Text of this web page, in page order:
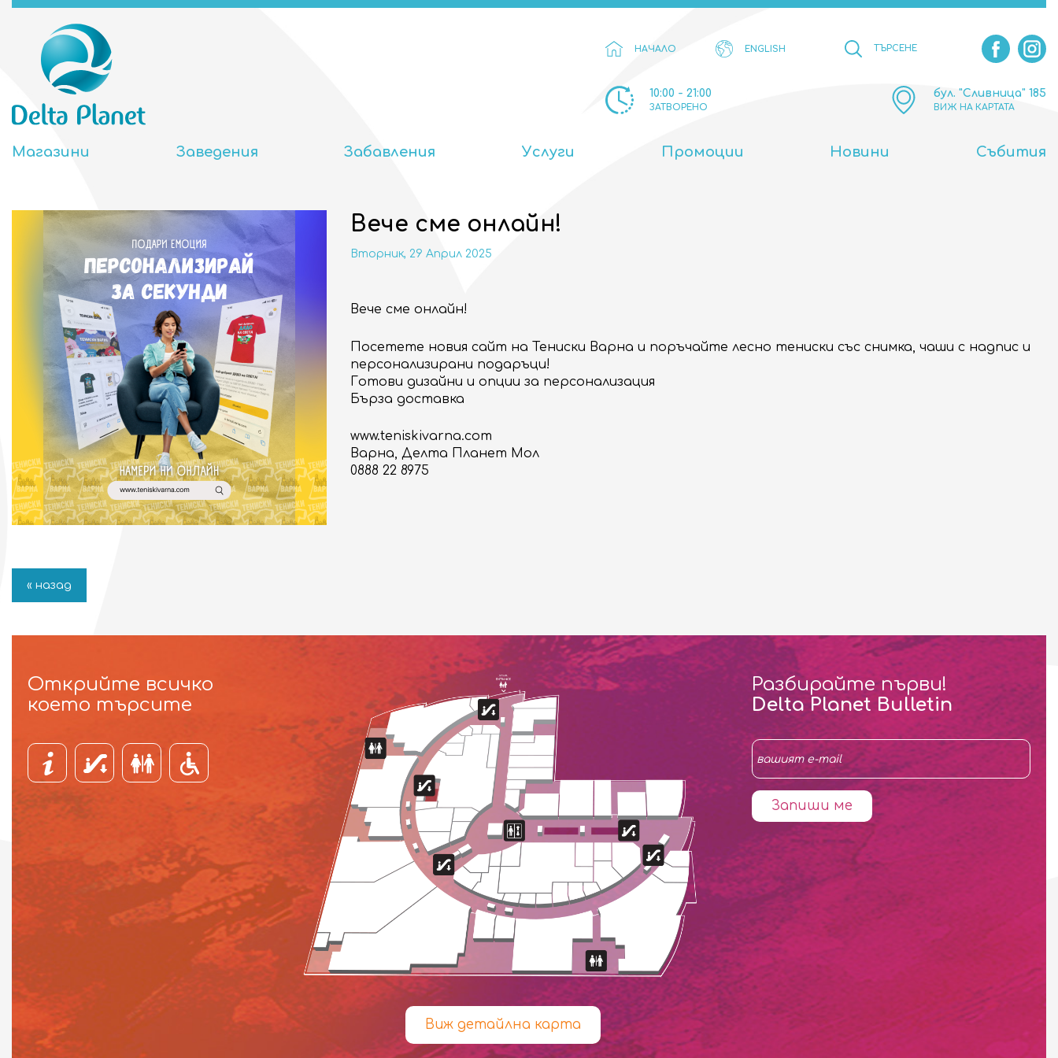
НАЧАЛО ENGLISH ТЪРСЕНЕ
10:00 - 21:00
ЗАТВОРЕНО
бул. "Сливница" 185
ВИЖ НА КАРТАТА
Магазини Заведения Забавления Услуги Промоции Новини Събития
Вече сме онлайн!
Вторник, 29 Април 2025
Вече сме онлайн!
Посетете новия сайт на Тениски Варна и поръчайте лесно тениски със снимка, чаши с надпис и
персонализирани подаръци!
Готови дизайни и опции за персонализация
Бърза доставка
www.teniskivarna.com
Варна, Делта Планет Мол
0888 22 8975
« назад
Открийте всичко
което търсите
Виж детайлна карта
Разбирайте първи!
Delta Planet Bulletin
Запиши ме